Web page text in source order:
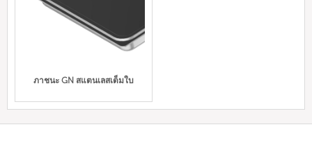
ภาชนะ GN สแตนเลสเต็มใบ